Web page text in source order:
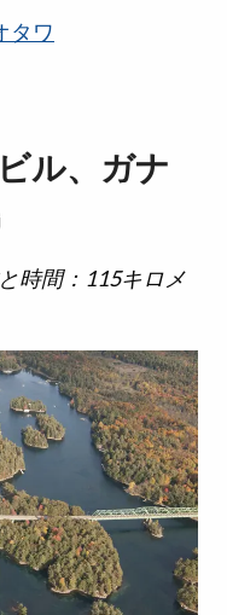
タワ
ル、ガナ
時間：115キロメ